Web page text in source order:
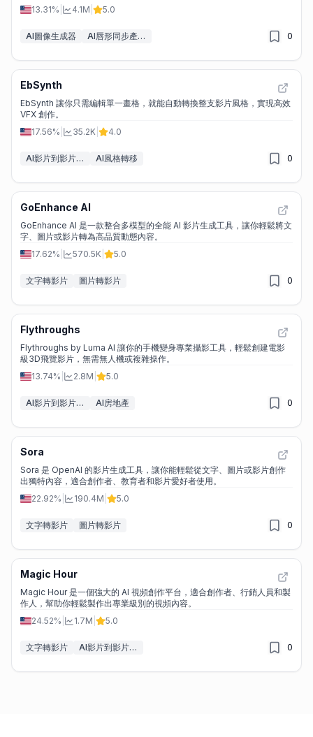
13.31%
4.1M 5.0
AI圖像生成器 AI唇形同步產生器 0
EbSynth
EbSynth 讓你只需編輯單一畫格，就能自動轉換整支影片風格，實現高效
VFX 創作。
17.56%
35.2K 4.0
AI影片到影片轉換工具 AI風格轉移 0
GoEnhance AI
GoEnhance AI 是一款整合多模型的全能 AI 影片生成工具，讓你輕鬆將文
字、圖片或影片轉為高品質動態內容。
17.62%
570.5K 5.0
文字轉影片 圖片轉影片 0
Flythroughs
Flythroughs by Luma AI 讓你的手機變身專業攝影工具，輕鬆創建電影
級3D飛覽影片，無需無人機或複雜操作。
13.74%
2.8M 5.0
AI影片到影片轉換工具 AI房地產 0
Sora
Sora 是 OpenAI 的影片生成工具，讓你能輕鬆從文字、圖片或影片創作
出獨特內容，適合創作者、教育者和影片愛好者使用。
22.92%
190.4M 5.0
文字轉影片 圖片轉影片 0
Magic Hour
Magic Hour 是一個強大的 AI 視頻創作平台，適合創作者、行銷人員和製
作人，幫助你輕鬆製作出專業級別的視頻內容。
24.52%
1.7M 5.0
文字轉影片 AI影片到影片轉換工具 0